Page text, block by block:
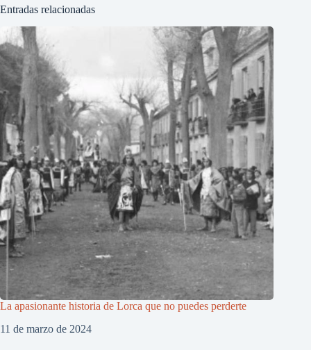
Entradas relacionadas
La apasionante historia de Lorca que no puedes perderte
11 de marzo de 2024